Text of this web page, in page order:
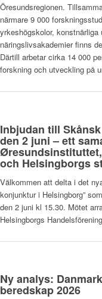
Öresundsregionen.
närmare 9 000
yrkeshögskolor,
näringslivsakademier finns
Därtill arbetar cirka 14 000
forskning och utveckling på
Inbjudan till
den 2 juni – ett
och Helsingborgs
Välkommen att delta i det
konjunktur i Helsingborg”
den 2 juni kl 15.30. Mötet
Helsingborgs
Ny analys:
beredskap 2026